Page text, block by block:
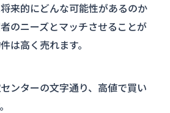
来的にどんな可能性があるのか
のニーズとマッチさせることが
は高く売れます。
ンターの文字通り、高値で買い